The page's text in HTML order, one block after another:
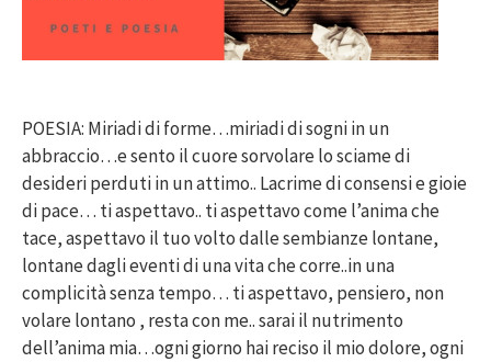
POESIA: Miriadi di forme…miriadi di sogni in un
abbraccio…e sento il cuore sorvolare lo sciame di
desideri perduti in un attimo.. Lacrime di consensi e gioie
di pace… ti aspettavo.. ti aspettavo come l’anima che
tace, aspettavo il tuo volto dalle sembianze lontane,
lontane dagli eventi di una vita che corre..in una
complicità senza tempo… ti aspettavo, pensiero, non
volare lontano , resta con me.. sarai il nutrimento
dell’anima mia…ogni giorno hai reciso il mio dolore, ogni